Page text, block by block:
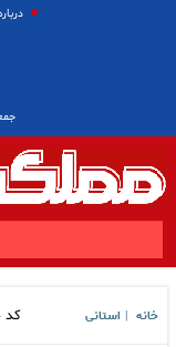
جمعه ۱۶
خانه استانی کد